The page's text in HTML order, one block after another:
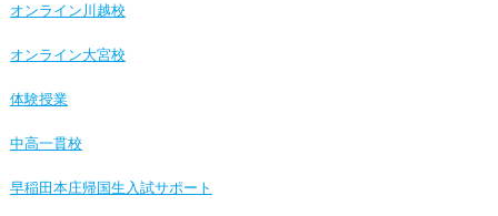
オンライン川越校
オンライン大宮校
体験授業
中高一貫校
早稲田本庄帰国生入試サポート